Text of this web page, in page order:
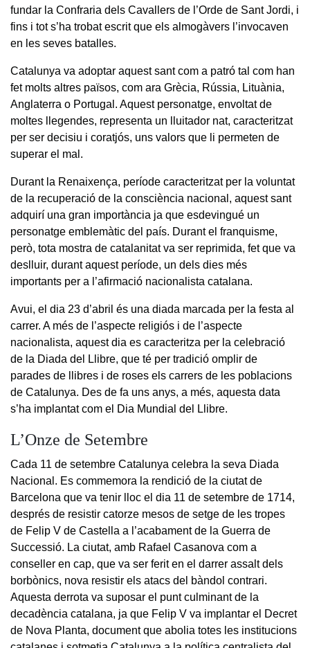
fundar la Confraria dels Cavallers de l’Orde de Sant Jordi, i
fins i tot s’ha trobat escrit que els almogàvers l’invocaven
en les seves batalles.
Catalunya va adoptar aquest sant com a patró tal com han
fet molts altres països, com ara Grècia, Rússia, Lituània,
Anglaterra o Portugal. Aquest personatge, envoltat de
moltes llegendes, representa un lluitador nat, caracteritzat
per ser decisiu i coratjós, uns valors que li permeten de
superar el mal.
Durant la Renaixença, període caracteritzat per la voluntat
de la recuperació de la consciència nacional, aquest sant
adquirí una gran importància ja que esdevingué un
personatge emblemàtic del país. Durant el franquisme,
però, tota mostra de catalanitat va ser reprimida, fet que va
deslluir, durant aquest període, un dels dies més
importants per a l’afirmació nacionalista catalana.
Avui, el dia 23 d’abril és una diada marcada per la festa al
carrer. A més de l’aspecte religiós i de l’aspecte
nacionalista, aquest dia es caracteritza per la celebració
de la Diada del Llibre, que té per tradició omplir de
parades de llibres i de roses els carrers de les poblacions
de Catalunya. Des de fa uns anys, a més, aquesta data
s’ha implantat com el Dia Mundial del Llibre.
L’Onze de Setembre
Cada 11 de setembre Catalunya celebra la seva Diada
Nacional. Es commemora la rendició de la ciutat de
Barcelona que va tenir lloc el dia 11 de setembre de 1714,
després de resistir catorze mesos de setge de les tropes
de Felip V de Castella a l’acabament de la Guerra de
Successió. La ciutat, amb Rafael Casanova com a
conseller en cap, que va ser ferit en el darrer assalt dels
borbònics, nova resistir els atacs del bàndol contrari.
Aquesta derrota va suposar el punt culminant de la
decadència catalana, ja que Felip V va implantar el Decret
de Nova Planta, document que abolia totes les institucions